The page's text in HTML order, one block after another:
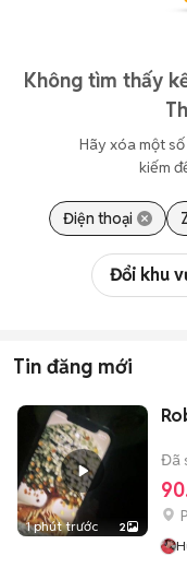
Không tìm thấy
Hãy xóa một
kiếm
Điện thoại
Đổi khu
Tin đăng mới
1 phút trước 2
Đã